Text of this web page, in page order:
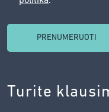
SUTINKU
AGENTŪROS
PRIVATUMO
Turite